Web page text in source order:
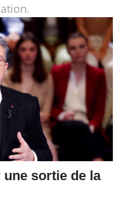
sortie de la